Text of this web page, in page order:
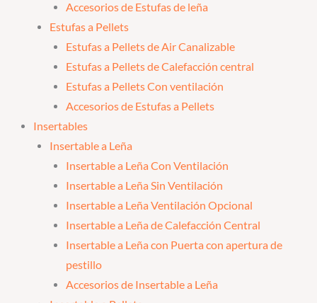
Accesorios de Estufas de leña
Estufas a Pellets
Estufas a Pellets de Air Canalizable
Estufas a Pellets de Calefacción central
Estufas a Pellets Con ventilación
Accesorios de Estufas a Pellets
Insertables
Insertable a Leña
Insertable a Leña Con Ventilación
Insertable a Leña Sin Ventilación
Insertable a Leña Ventilación Opcional
Insertable a Leña de Calefacción Central
Insertable a Leña con Puerta con apertura de
pestillo
Accesorios de Insertable a Leña